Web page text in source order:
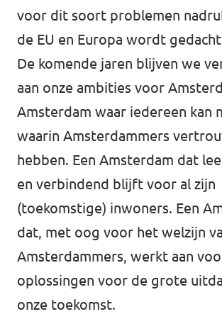
voor dit soort problemen
de EU en Europa wordt
De komende jaren blijven we
aan onze ambities voor
Amsterdam waar iedereen kan
waarin Amsterdammers
hebben. Een Amsterdam dat
en verbindend blijft voor al zijn
(toekomstige) inwoners. Een
dat, met oog voor het welzijn
Amsterdammers, werkt aan
oplossingen voor de grote
onze toekomst.